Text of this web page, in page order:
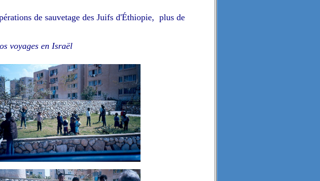
de sauvetage des Juifs d'Éthiopie, plus de
voyages en Israël